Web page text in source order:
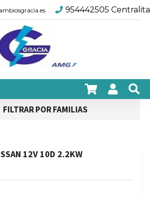
954442505 Centralita
FILTRAR POR FAMILIAS
12V 10D 2.2KW